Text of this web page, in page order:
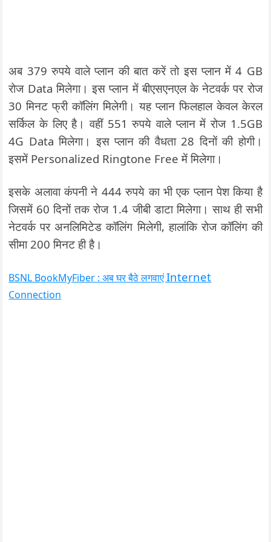
अब 379 रुपये वाले प्लान की बात करें तो इस प्लान में 4 GB
रोज Data मिलेगा। इस प्लान में बीएसएनएल के नेटवर्क पर रोज
30 मिनट फ्री कॉलिंग मिलेगी। यह प्लान फिलहाल केवल केरल
सर्किल के लिए है। वहीं 551 रुपये वाले प्लान में रोज 1.5GB
4G Data मिलेगा। इस प्लान की वैधता 28 दिनों की होगी।
इसमें Personalized Ringtone Free में मिलेगा।
इसके अलावा कंपनी ने 444 रुपये का भी एक प्लान पेश किया है
जिसमें 60 दिनों तक रोज 1.4 जीबी डाटा मिलेगा। साथ ही सभी
नेटवर्क पर अनलिमिटेड कॉलिंग मिलेगी, हालांकि रोज कॉलिंग की
सीमा 200 मिनट ही है।
BSNL BookMyFiber : अब घर बैठे लगवाएंInternet
Connection